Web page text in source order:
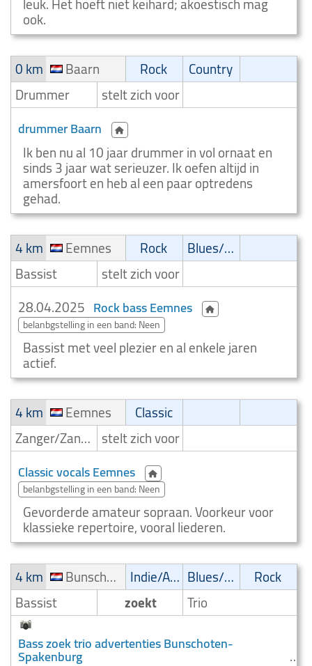
ook.
0 km
Baarn Rock
Country
Drummer
stelt zich voor
drummer Baarn
Ik ben nu al 10 jaar drummer in vol ornaat en
sinds 3 jaar wat serieuzer. Ik oefen altijd in
amersfoort en heb al een paar optredens
gehad.
4 km
Eemnes Rock
Blues/Swing
Bassist
stelt zich voor
28.04.2025 Rock bass Eemnes
belanbgstelling in een band: Neen
Bassist met veel plezier en al enkele jaren
actief.
4 km
Eemnes
Classic
Zanger/Zangeres stelt zich voor
Classic vocals Eemnes
belanbgstelling in een band: Neen
Gevorderde amateur sopraan. Voorkeur voor
klassieke repertoire, vooral liederen.
4 km
Bunschoten-Spakenburg Indie/Alternative Blues/Swing
Rock
Bassist
zoekt Trio
Bass zoek trio advertenties Bunschoten-
Spakenburg